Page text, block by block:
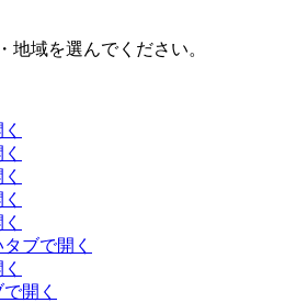
地域を選んでください。
ブで開く
開く